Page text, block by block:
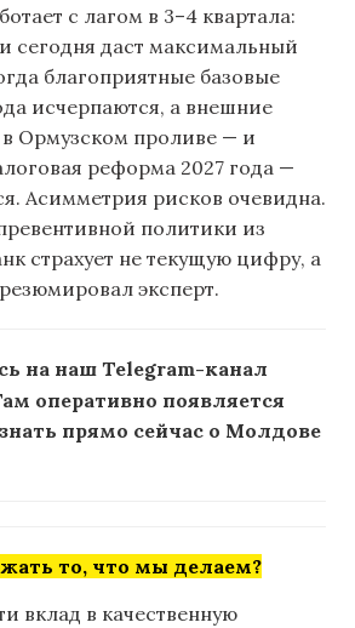
с лагом в 3–4 квартала:
сегодня даст максимальный
благоприятные базовые
исчерпаются, а внешние
Ормузском проливе — и
реформа 2027 года —
Асимметрия рисков очевидна.
политики из
страхует не текущую цифру, а
эксперт.
на наш Telegram-канал
оперативно появляется
прямо сейчас о Молдове
то, что мы делаем?
вклад в качественную